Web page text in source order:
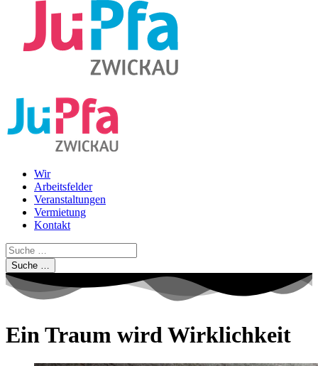
Wir
Arbeitsfelder
Veranstaltungen
Vermietung
Kontakt
Suche …
Ein Traum wird Wirklichkeit